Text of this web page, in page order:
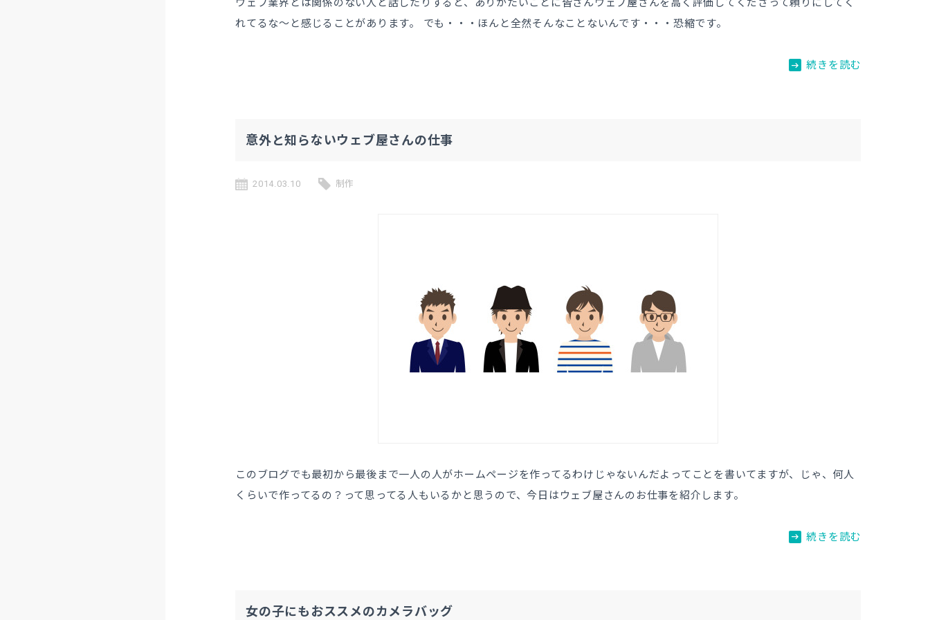
ウェブ業界とは関係のない人と話したりすると、ありがたいことに皆さんウェブ屋さんを高く評価してくださって頼りにしてく
れてるな〜と感じることがあります。 でも・・・ほんと全然そんなことないんです・・・恐縮です。
arrow_right_alt 続きを読む
意外と知らないウェブ屋さんの仕事
2014.03.10 制作
このブログでも最初から最後まで一人の人がホームページを作ってるわけじゃないんだよってことを書いてますが、じゃ、何人
くらいで作ってるの？って思ってる人もいるかと思うので、今日はウェブ屋さんのお仕事を紹介します。
arrow_right_alt 続きを読む
女の子にもおススメのカメラバッグ